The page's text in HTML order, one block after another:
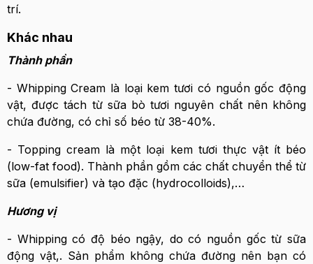
trí.
Khác nhau
Thành phần
- Whipping Cream là loại kem tươi có nguồn gốc động
vật, được tách từ sữa bò tươi nguyên chất nên không
chứa đường, có chỉ số béo từ 38-40%.
- Topping cream là một loại kem tươi thực vật ít béo
(low-fat food). Thành phần gồm các chất chuyển thể từ
sữa (emulsifier) và tạo đặc (hydrocolloids),…
Hương vị
- Whipping có độ béo ngậy, do có nguồn gốc từ sữa
động vật,. Sản phẩm không chứa đường nên bạn có